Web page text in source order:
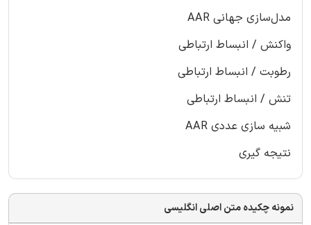
مدل‌سازی جهانی AAR
واکنش / انبساط ارتباطی
رطوبت / انبساط ارتباطی
تنش / انبساط ارتباطی
شبیه سازی عددی AAR
نتیجه گیری
نمونه چکیده متن اصلی انگلیسی